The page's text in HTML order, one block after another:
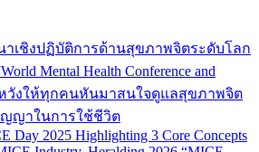
เชิงปฏิบัติการด้านสุขภาพจิตระดับโลก
Mental Health Conference and
งหวังให้ทุกคนหันมาสนใจดูแลสุขภาพจิต
ญาในการใช้ชีวิต
Day 2025 Highlighting 3 Core Concepts